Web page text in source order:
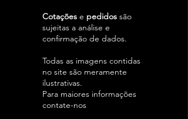
Cotações e pedidos são
sujeitas a análise e
confirmação de dados.
Todas as imagens contidas
no site são meramente
ilustrativas.
Para maiores informações
contate-nos